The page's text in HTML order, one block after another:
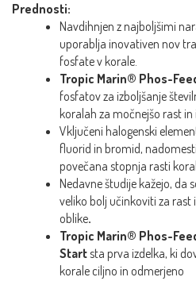
Prednosti:
Navdihnjen z najboljšimi
uporablja inovativen nov
fosfate v korale.
Tropic Marin® Phos-
fosfatov za izboljšanje
koralah za močnejšo rast in
Vključeni halogenski
fluorid in bromid,
povečana stopnja rasti
Nedavne študije kažejo, da
veliko bolj učinkoviti za
oblike.
Tropic Marin® Phos-
Startsta prva izdelka, ki
korale ciljno in odmerjeno